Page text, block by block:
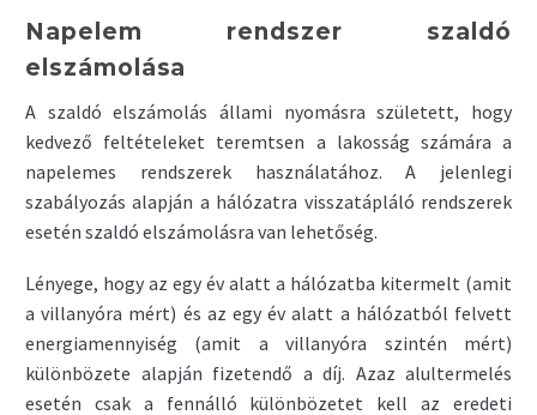
Napelem rendszer szaldó
elszámolása
A szaldó elszámolás állami nyomásra született, hogy
kedvező feltételeket teremtsen a lakosság számára a
napelemes rendszerek használatához. A jelenlegi
szabályozás alapján a hálózatra visszatápláló rendszerek
esetén szaldó elszámolásra van lehetőség.
Lényege, hogy az egy év alatt a hálózatba kitermelt (amit
a villanyóra mért) és az egy év alatt a hálózatból felvett
energiamennyiség (amit a villanyóra szintén mért)
különbözete alapján fizetendő a díj. Azaz alultermelés
esetén csak a fennálló különbözetet kell az eredeti